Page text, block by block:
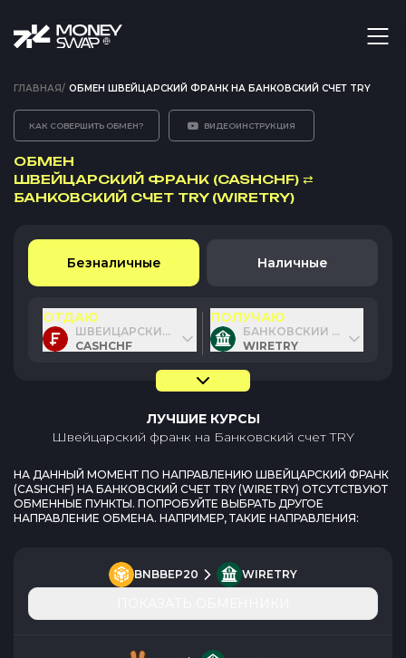
ГЛАВНАЯ/ ОБМЕН ШВЕЙЦАРСКИЙ ФРАНК НА БАНКОВСКИЙ СЧЕТ TRY
КАК СОВЕРШИТЬ ОБМЕН? ВИДЕОИНСТРУКЦИЯ
ОБМЕН
ШВЕЙЦАРСКИЙ ФРАНК (CASHCHF) ⇄
БАНКОВСКИЙ СЧЕТ TRY (WIRETRY)
Безналичные Наличные
ОТДАЮ
ШВЕЙЦАРСКИЙ ФРАНК
CASHCHF
ПОЛУЧАЮ
БАНКОВСКИЙ СЧЕТ TRY
WIRETRY
ЛУЧШИЕ КУРСЫ
Швейцарский франк на Банковский счет TRY
НА ДАННЫЙ МОМЕНТ ПО НАПРАВЛЕНИЮ ШВЕЙЦАРСКИЙ ФРАНК
(CASHCHF) НА БАНКОВСКИЙ СЧЕТ TRY (WIRETRY) ОТСУТСТВУЮТ
ОБМЕННЫЕ ПУНКТЫ. ПОПРОБУЙТЕ ВЫБРАТЬ ДРУГОЕ
НАПРАВЛЕНИЕ ОБМЕНА. НАПРИМЕР, ТАКИЕ НАПРАВЛЕНИЯ:
BNBBEP20 WIRETRY